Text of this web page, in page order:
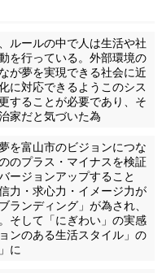
ルールの中で人は生活や社
を行っている。外部環境の
が夢を実現できる社会に近
に対応できるようこのシス
することが必要であり、そ
家だと気づいた為
を富山市のビジョンにつな
のプラス・マイナスを検証
ージョンアップすること
力・求心力・イメージ力が
ランディング」が為され、
そして「にぎわい」の実感
ンのある生活スタイル」の
に